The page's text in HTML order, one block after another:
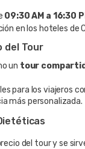
09:30 AM a 16:30
en los hoteles de
del Tour
un tour
para los viajeros
más personalizada.
del tour y se